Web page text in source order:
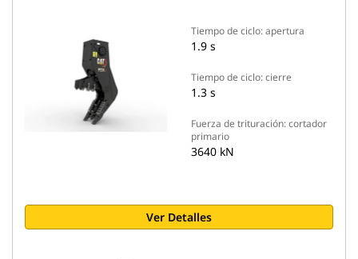
Tiempo de ciclo: apertura
1.9 s
Tiempo de ciclo: cierre
1.3 s
Fuerza de trituración: cortador
primario
3640 kN
Ver Detalles